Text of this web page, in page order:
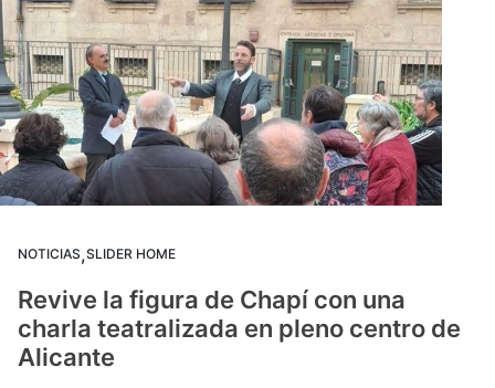
NOTICIAS,SLIDER HOME
Revive la figura de Chapí con una
charla teatralizada en pleno centro de
Alicante